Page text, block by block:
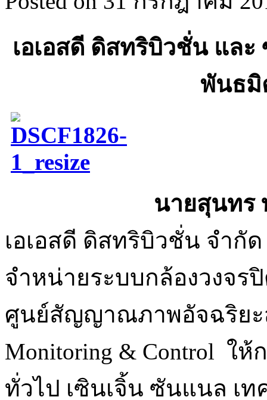
เอเอสดี ดิสทริบิวชั่น และ
พันธมิ
นายสุนทร ท
เอเอสดี ดิสทริบิวชั่น จำกั
จำหน่ายระบบกล้องวงจร
ศูนย์สัญญาณภาพอัจฉริยะส
Monitoring & Control ใ
ทั่วไป เซินเจิ้น ซันแนล เท